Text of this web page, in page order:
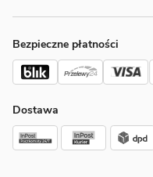
Bezpieczne płatności
Dostawa